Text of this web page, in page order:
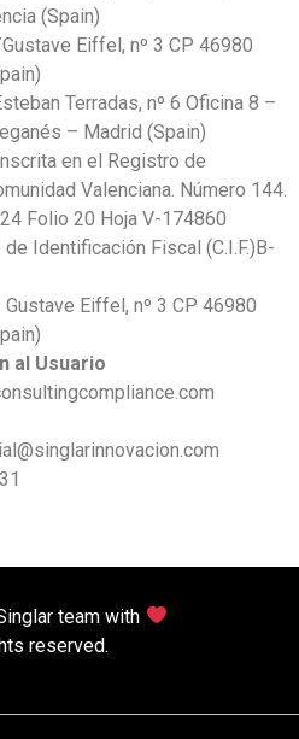
(Spain)
Eiffel, nº 3 CP 46980
Terradas, nº 6 Oficina 8 –
– Madrid (Spain)
en el Registro de
Valenciana. Número 144.
Folio 20 Hoja V-174860
Identificación Fiscal (C.I.F.)B-
Gustave Eiffel, nº 3 CP 46980
al Usuario
team with
reserved.